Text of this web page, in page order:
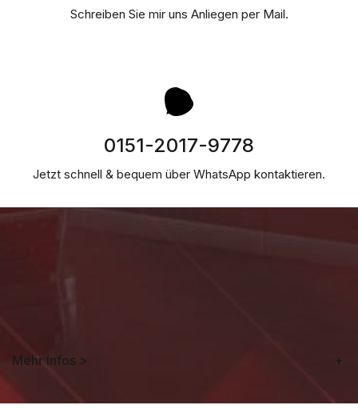
Schreiben Sie mir uns Anliegen per Mail.
0151-2017-9778
Jetzt schnell & bequem über WhatsApp kontaktieren.
Mehr Infos > +